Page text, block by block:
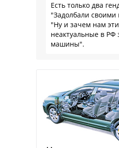
Есть только два
"Задолбали
"Ну и зачем нам эти
неактуальные в РФ
машины".